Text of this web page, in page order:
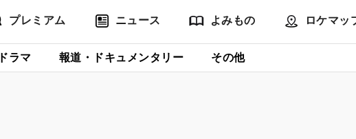
プレミアム ニュース よみもの ロケマッ
ドラマ 報道・ドキュメンタリー その他